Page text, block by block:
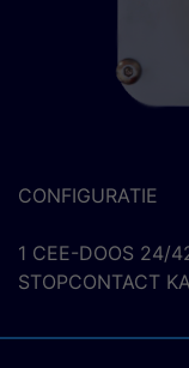
CONFIGURATIE
1 CEE-DOOS 24/
STOPCONTACT